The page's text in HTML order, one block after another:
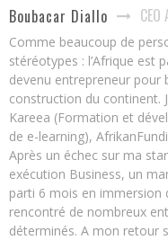
Boubacar Diallo
Comme beaucoup de
stéréotypes : l’Afrique est
devenu entrepreneur pour
construction du continent.
Kareea (Formation et
de e-learning),
Après un échec sur ma
exécution Business, un
parti 6 mois en immersion
rencontré de nombreux
déterminés. A mon retour